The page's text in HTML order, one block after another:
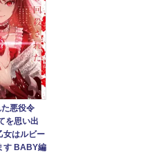
悪役令
を思い出
女はルビー
す BABY編